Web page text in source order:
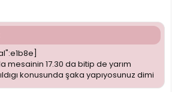
mesainin 17.30 da bitip de yarım
konusunda şaka yapıyosunuz dimi